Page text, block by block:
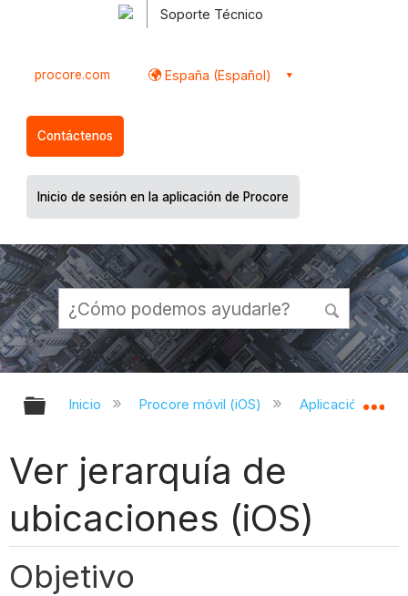
Soporte Técnico
procore.com España (Español)
Contáctenos
Inicio de sesión en la aplicación de Procore
Expandir/contraer jerarquía global
Inicio Procore móvil (iOS) Aplicación
Ver jerarquía de
ubicaciones (iOS)
Objetivo